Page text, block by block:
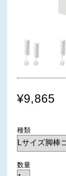
¥9,865
種類
数量